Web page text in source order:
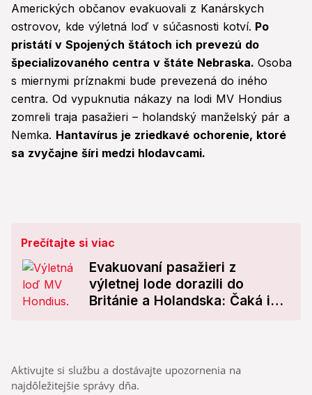
Amerických občanov evakuovali z Kanárskych
ostrovov, kde výletná loď v súčasnosti kotví. Po
pristátí v Spojených štátoch ich prevezú do
špecializovaného centra v štáte Nebraska. Osoba
s miernymi príznakmi bude prevezená do iného
centra. Od vypuknutia nákazy na lodi MV Hondius
zomreli traja pasažieri – holandský manželský pár a
Nemka. Hantavírus je zriedkavé ochorenie, ktoré
sa zvyčajne šíri medzi hlodavcami.
Prečítajte si viac
Evakuovaní pasažieri z
výletnej lode dorazili do
Británie a Holandska: Čaká ich
Aktivujte si službu a dostávajte upozornenia na
najdôležitejšie správy dňa.